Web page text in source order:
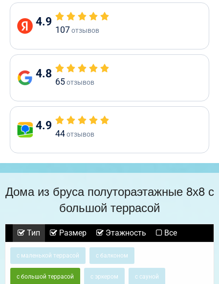
4.9
107отзывов
4.8
65отзывов
4.9
44отзывов
Дома из бруса полутораэтажные 8х8 с
большой террасой
Тип Размер Этажность Все
с маленькой террасой с балконом
с большой террасой с эркером с сауной